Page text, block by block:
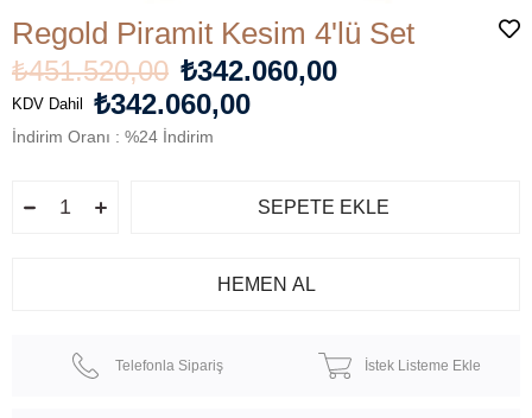
Regold Piramit Kesim 4'lü Set
₺451.520,00 ₺342.060,00
KDV Dahil ₺342.060,00
İndirim Oranı : %24 İndirim
Telefonla Sipariş İstek Listeme Ekle